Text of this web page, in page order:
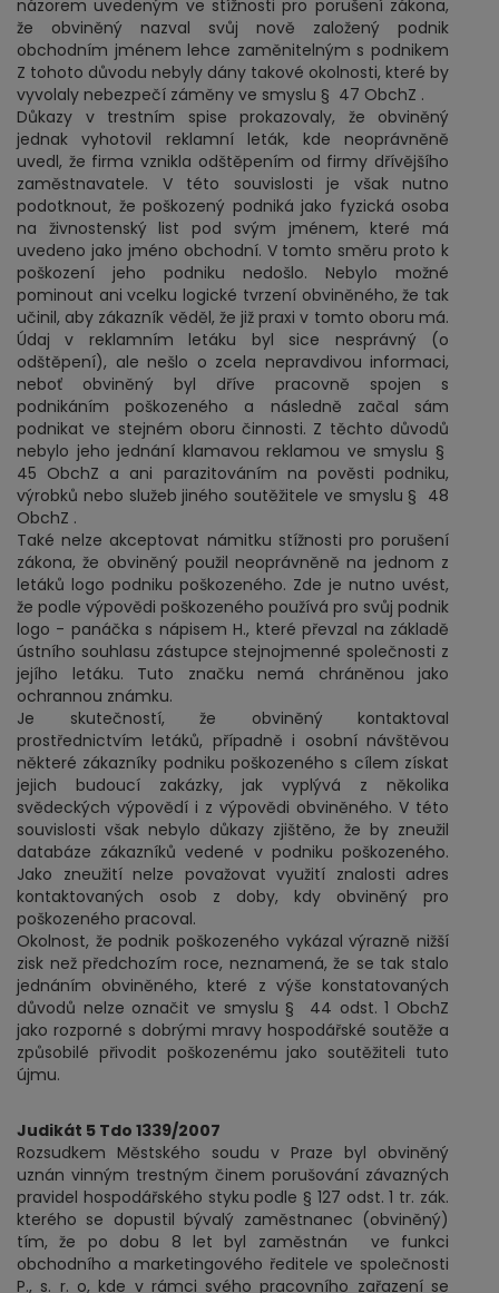
názorem uvedeným ve stížnosti pro porušení zákona,
že obviněný nazval svůj nově založený podnik
obchodním jménem lehce zaměnitelným s podnikem
Z tohoto důvodu nebyly dány takové okolnosti, které by
vyvolaly nebezpečí záměny ve smyslu § 47 ObchZ .
Důkazy v trestním spise prokazovaly, že obviněný
jednak vyhotovil reklamní leták, kde neoprávněně
uvedl, že firma vznikla odštěpením od firmy dřívějšího
zaměstnavatele. V této souvislosti je však nutno
podotknout, že poškozený podniká jako fyzická osoba
na živnostenský list pod svým jménem, které má
uvedeno jako jméno obchodní. V tomto směru proto k
poškození jeho podniku nedošlo. Nebylo možné
pominout ani vcelku logické tvrzení obviněného, že tak
učinil, aby zákazník věděl, že již praxi v tomto oboru má.
Údaj v reklamním letáku byl sice nesprávný (o
odštěpení), ale nešlo o zcela nepravdivou informaci,
neboť obviněný byl dříve pracovně spojen s
podnikáním poškozeného a následně začal sám
podnikat ve stejném oboru činnosti. Z těchto důvodů
nebylo jeho jednání klamavou reklamou ve smyslu §
45 ObchZ a ani parazitováním na pověsti podniku,
výrobků nebo služeb jiného soutěžitele ve smyslu § 48
ObchZ .
Také nelze akceptovat námitku stížnosti pro porušení
zákona, že obviněný použil neoprávněně na jednom z
letáků logo podniku poškozeného. Zde je nutno uvést,
že podle výpovědi poškozeného používá pro svůj podnik
logo - panáčka s nápisem H., které převzal na základě
ústního souhlasu zástupce stejnojmenné společnosti z
jejího letáku. Tuto značku nemá chráněnou jako
ochrannou známku.
Je skutečností, že obviněný kontaktoval
prostřednictvím letáků, případně i osobní návštěvou
některé zákazníky podniku poškozeného s cílem získat
jejich budoucí zakázky, jak vyplývá z několika
svědeckých výpovědí i z výpovědi obviněného. V této
souvislosti však nebylo důkazy zjištěno, že by zneužil
databáze zákazníků vedené v podniku poškozeného.
Jako zneužití nelze považovat využití znalosti adres
kontaktovaných osob z doby, kdy obviněný pro
poškozeného pracoval.
Okolnost, že podnik poškozeného vykázal výrazně nižší
zisk než předchozím roce, neznamená, že se tak stalo
jednáním obviněného, které z výše konstatovaných
důvodů nelze označit ve smyslu § 44 odst. 1 ObchZ
jako rozporné s dobrými mravy hospodářské soutěže a
způsobilé přivodit poškozenému jako soutěžiteli tuto
újmu.
Judikát 5 Tdo 1339/2007
Rozsudkem Městského soudu v Praze byl obviněný
uznán vinným trestným činem porušování závazných
pravidel hospodářského styku podle § 127 odst. 1 tr. zák.
kterého se dopustil bývalý zaměstnanec (obviněný)
tím, že po dobu 8 let byl zaměstnán ve funkci
obchodního a marketingového ředitele ve společnosti
P., s. r. o, kde v rámci svého pracovního zařazení se